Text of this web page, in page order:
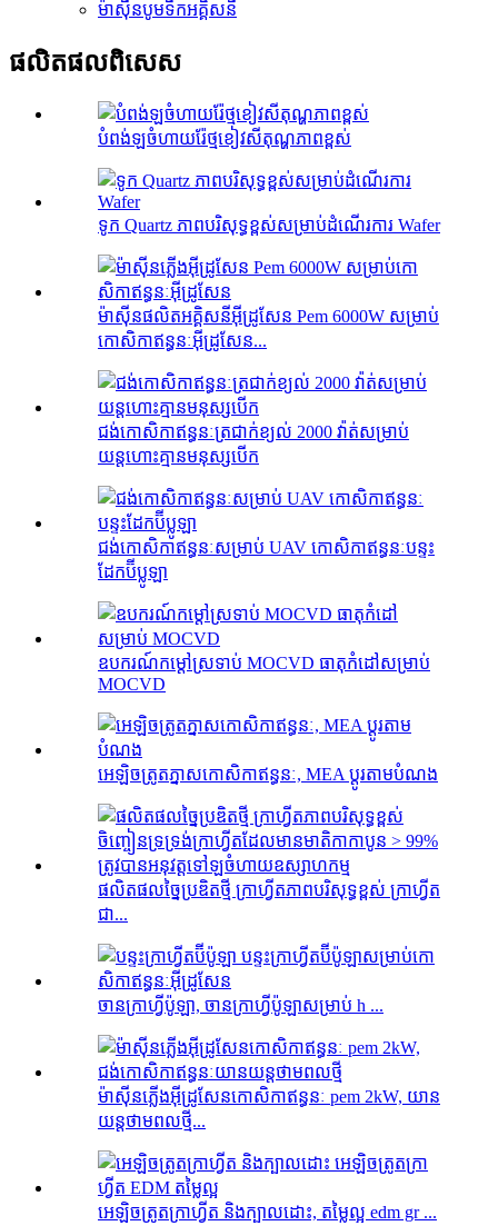
ម៉ាស៊ីនបូមទឹកអគ្គិសនី
ផលិតផល​ពិសេស
បំពង់ឡចំហាយរ៉ែថ្មខៀវសីតុណ្ហភាពខ្ពស់
ទូក Quartz ភាពបរិសុទ្ធខ្ពស់សម្រាប់ដំណើរការ Wafer
ម៉ាស៊ីនផលិតអគ្គិសនីអ៊ីដ្រូសែន Pem 6000W សម្រាប់
កោសិកាឥន្ធនៈអ៊ីដ្រូសែន...
ជង់កោសិកាឥន្ធនៈត្រជាក់ខ្យល់ 2000 វ៉ាត់សម្រាប់
យន្តហោះគ្មានមនុស្សបើក
ជង់កោសិកាឥន្ធនៈសម្រាប់ UAV កោសិកាឥន្ធនៈបន្ទះ
ដែកប៊ីប្លូឡា
ឧបករណ៍កម្តៅស្រទាប់ MOCVD ធាតុកំដៅសម្រាប់
MOCVD
អេឡិចត្រូតភ្នាសកោសិកាឥន្ធនៈ, MEA ប្ដូរតាមបំណង
ផលិតផលច្នៃប្រឌិតថ្មី ក្រាហ្វីតភាពបរិសុទ្ធខ្ពស់ ក្រាហ្វីត
ជា...
ចានក្រាហ្វីប៉ូឡា, ចានក្រាហ្វីប៉ូឡាសម្រាប់ h ...
ម៉ាស៊ីនភ្លើងអ៊ីដ្រូសែនកោសិកាឥន្ធនៈ pem 2kW, យាន
យន្តថាមពលថ្មី...
អេឡិចត្រូតក្រាហ្វីត និងក្បាលដោះ, តម្លៃល្អ edm gr ...